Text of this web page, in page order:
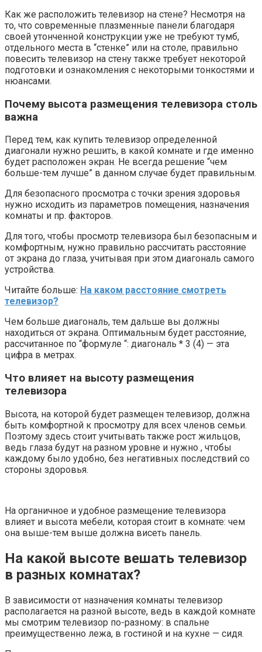
Как же расположить телевизор на стене? Несмотря на
то, что современные плазменные панели благодаря
своей утонченной конструкции уже не требуют тумб,
отдельного места в “стенке” или на столе, правильно
повесить телевизор на стену также требует некоторой
подготовки и ознакомления с некоторыми тонкостями и
нюансами.
Почему высота размещения телевизора столь
важна
Перед тем, как купить телевизор определенной
диагонали нужно решить, в какой комнате и где именно
будет расположен экран. Не всегда решение “чем
больше-тем лучше” в данном случае будет правильным.
Для безопасного просмотра с точки зрения здоровья
нужно исходить из параметров помещения, назначения
комнаты и пр. факторов.
Для того, чтобы просмотр телевизора был безопасным и
комфортным, нужно правильно рассчитать расстояние
от экрана до глаза, учитывая при этом диагональ самого
устройства.
Читайте больше: На каком расстояние смотреть
телевизор?
Чем больше диагональ, тем дальше вы должны
находиться от экрана. Оптимальным будет расстояние,
рассчитанное по “формуле “: диагональ * 3 (4) — эта
цифра в метрах.
Что влияет на высоту размещения
телевизора
Высота, на которой будет размещен телевизор, должна
быть комфортной к просмотру для всех членов семьи.
Поэтому здесь стоит учитывать также рост жильцов,
ведь глаза будут на разном уровне и нужно , чтобы
каждому было удобно, без негативных последствий со
стороны здоровья.
На органичное и удобное размещение телевизора
влияет и высота мебели, которая стоит в комнате: чем
она выше-тем выше должна висеть панель.
На какой высоте вешать телевизор
в разных комнатах?
В зависимости от назначения комнаты телевизор
располагается на разной высоте, ведь в каждой комнате
мы смотрим телевизор по-разному: в спальне
преимущественно лежа, в гостиной и на кухне — сидя.